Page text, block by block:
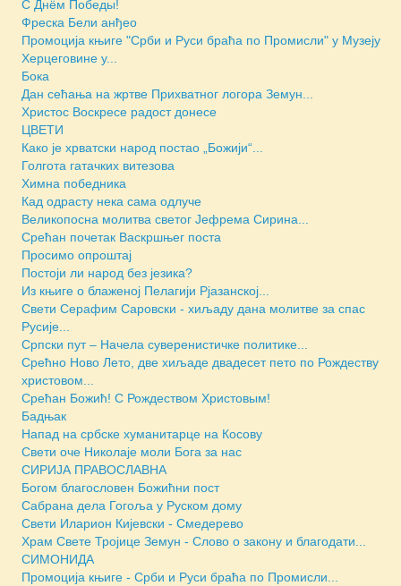
С Днём Победы!
Фреска Бели анђео
Промоција књиге "Срби и Руси браћа по Промисли" у Музеју
Херцеговине у...
Бока
Дан сећања на жртве Прихватног логора Земун...
Христос Воскресе радост донесе
ЦВЕТИ
Како је хрватски народ постао „Божији“...
Голгота гатачких витезова
Химна победника
Кад одрасту нека сама одлуче
Великопосна молитва светог Јефрема Сирина...
Срећан почетак Васкршњег поста
Просимо опроштај
Постоји ли народ без језика?
Из књиге о блаженој Пелагији Рјазанској...
Свети Серафим Саровски - хиљаду дана молитве за спас
Русије...
Српски пут – Начела суверенистичке политике...
Срећно Ново Лето, две хиљаде двадесет пето по Рождеству
христовом...
Срећан Божић! С Рождеством Христовым!
Бадњак
Напад на србске хуманитарце на Косову
Свети оче Николаје моли Бога за нас
СИРИЈА ПРАВОСЛАВНА
Богом благословен Божићни пост
Сабрана дела Гогоља у Руском дому
Свети Иларион Кијевски - Смедерево
Храм Свете Тројице Земун - Слово о закону и благодати...
СИМОНИДА
Промоција књиге - Срби и Руси браћа по Промисли...